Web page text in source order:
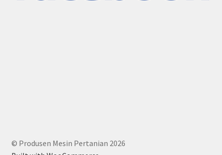
© Produsen Mesin Pertanian 2026